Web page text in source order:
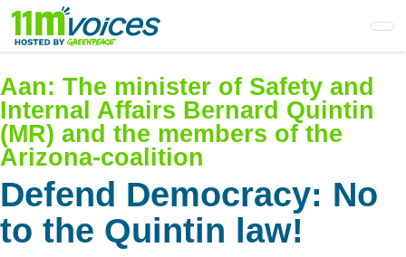
Skip
main
content
Aan: The minister of Safety and
Internal Affairs Bernard Quintin
(MR) and the members of the
Arizona-coalition
Defend Democracy: No
to the Quintin law!